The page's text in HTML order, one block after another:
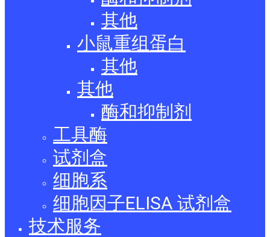
其他
小鼠重组蛋白
其他
其他
酶和抑制剂
工具酶
试剂盒
细胞系
细胞因子ELISA 试剂盒
技术服务